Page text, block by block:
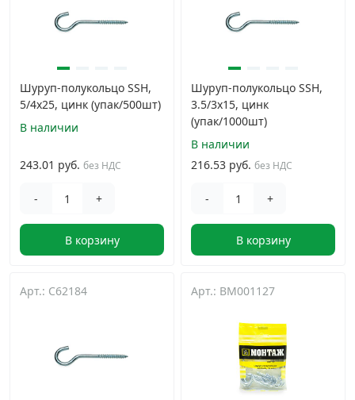
Шуруп-полукольцо SSH,
5/4х25, цинк (упак/500шт)
В наличии
243.01 руб. без НДС
- +
В корзину
Шуруп-полукольцо SSH,
3.5/3х15, цинк
(упак/1000шт)
В наличии
216.53 руб. без НДС
- +
В корзину
Арт.: C62184 Арт.: BM001127